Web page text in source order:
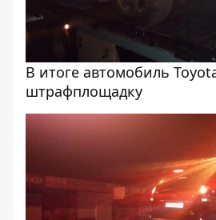
В итоге автомобиль
штрафплощадку